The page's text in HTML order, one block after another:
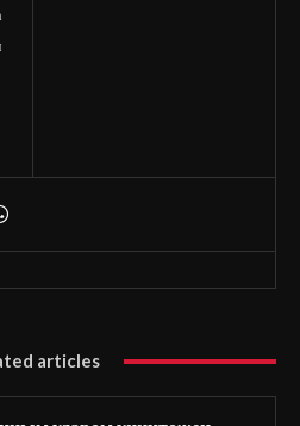
articles